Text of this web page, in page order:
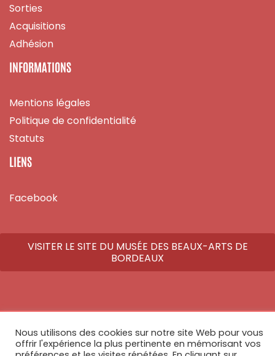
Sorties
Acquisitions
Adhésion
INFORMATIONS
Mentions légales
Politique de confidentialité
Statuts
LIENS
Facebook
VISITER LE SITE DU MUSÉE DES BEAUX-ARTS DE
BORDEAUX
Nous utilisons des cookies sur notre site Web pour vous
offrir l'expérience la plus pertinente en mémorisant vos